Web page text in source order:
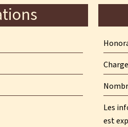
Les
est